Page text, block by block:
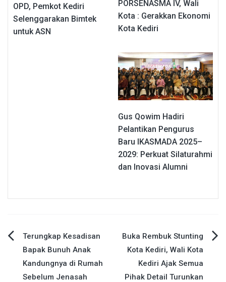
OPD, Pemkot Kediri
Selenggarakan Bimtek
untuk ASN
PORSENASMA IV, Wali
Kota : Gerakkan Ekonomi
Kota Kediri
Gus Qowim Hadiri
Pelantikan Pengurus
Baru IKASMADA 2025–
2029: Perkuat Silaturahmi
dan Inovasi Alumni
Navigasi
pos
Terungkap Kesadisan
Bapak Bunuh Anak
Kandungnya di Rumah
Sebelum Jenasah
Buka Rembuk Stunting
Kota Kediri, Wali Kota
Kediri Ajak Semua
Pihak Detail Turunkan